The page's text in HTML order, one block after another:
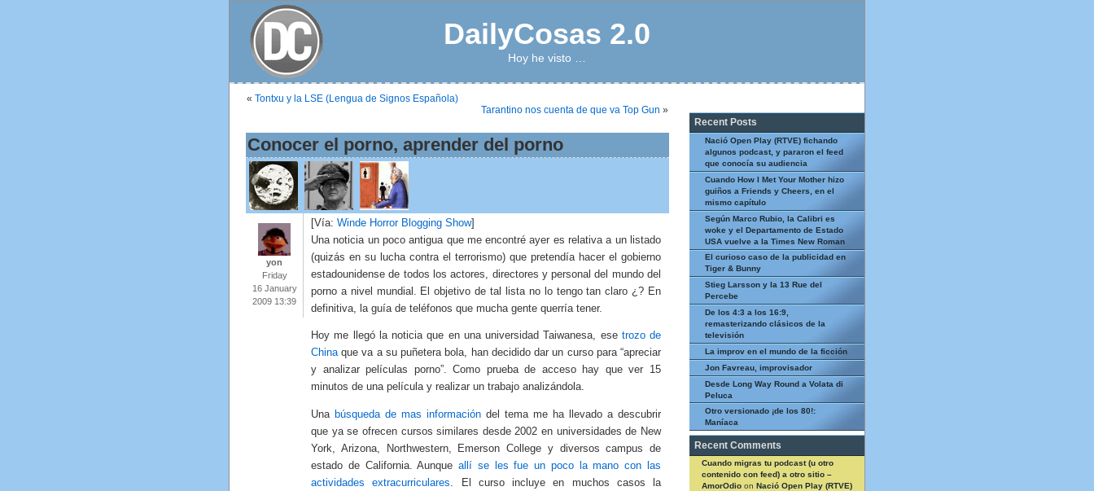
DailyCosas 2.0
Hoy he visto …
« Tontxu y la LSE (Lengua de Signos Española)
Tarantino nos cuenta de que va Top Gun »
Conocer el porno, aprender del porno
yon
Friday
16 January
2009 13:39
[Vía: Winde Horror Blogging Show]
Una noticia un poco antigua que me encontré ayer es relativa a un listado
(quizás en su lucha contra el terrorismo) que pretendía hacer el gobierno
estadounidense de todos los actores, directores y personal del mundo del
porno a nivel mundial. El objetivo de tal lista no lo tengo tan claro ¿? En
definitiva, la guía de teléfonos que mucha gente querría tener.
Hoy me llegó la noticia que en una universidad Taiwanesa, ese trozo de
Chinaque va a su puñetera bola, han decidido dar un curso para “apreciar
y analizar películas porno”. Como prueba de acceso hay que ver 15
minutos de una película y realizar un trabajo analizándola.
Una búsqueda de mas información del tema me ha llevado a descubrir
que ya se ofrecen cursos similares desde 2002 en universidades de New
York, Arizona, Northwestern, Emerson College y diversos campus de
estado de California. Aunqueallí se les fue un poco la mano con las
actividades extracurriculares . El curso incluye en muchos casos la
Recent Posts
Nació Open Play (RTVE) fichando
algunos podcast, y pararon el feed
que conocía su audiencia
Cuando How I Met Your Mother hizo
guiños a Friends y Cheers, en el
mismo capítulo
Según Marco Rubio, la Calibri es
woke y el Departamento de Estado
USA vuelve a la Times New Roman
El curioso caso de la publicidad en
Tiger & Bunny
Stieg Larsson y la 13 Rue del
Percebe
De los 4:3 a los 16:9,
remasterizando clásicos de la
televisión
La improv en el mundo de la ficción
Jon Favreau, improvisador
Desde Long Way Round a Volata di
Peluca
Otro versionado ¡de los 80!:
Maníaca
Recent Comments
Cuando migras tu podcast (u otro
contenido con feed) a otro sitio –
AmorOdio on Nació Open Play (RTVE)